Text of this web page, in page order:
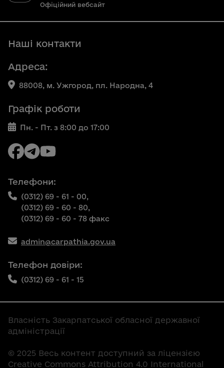
Офіційний вебсайт
Наші контакти
Адреса:
88008, м. Ужгород, пл. Народна, 4
Графік роботи
Пн. - Пт. з 8:00 до 17:00
Телефони:
(0312) 69 - 61 - 00,
(0312) 69 - 60 - 80,
(0312) 69 - 60 - 78 факс
admin@carpathia.gov.ua
Телефон довіри:
(0312) 69 - 61 - 15
Власність Закарпатської обласної державної
адміністрації
© 2025 Весь контент доступний за ліцензією
Creative Commons Attribution 4.0 International